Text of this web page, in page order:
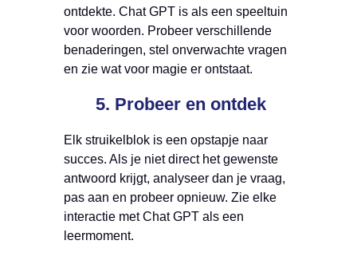
ontdekte. Chat GPT is als een speeltuin
voor woorden. Probeer verschillende
benaderingen, stel onverwachte vragen
en zie wat voor magie er ontstaat.
5. Probeer en ontdek
Elk struikelblok is een opstapje naar
succes. Als je niet direct het gewenste
antwoord krijgt, analyseer dan je vraag,
pas aan en probeer opnieuw. Zie elke
interactie met Chat GPT als een
leermoment.